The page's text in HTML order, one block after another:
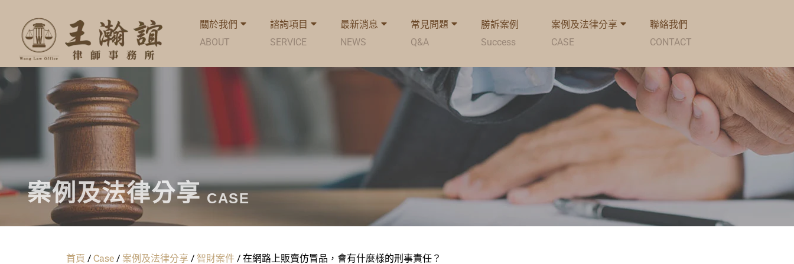
關於我們
ABOUT
諮詢項目
SERVICE
最新消息
NEWS
常見問題
Q&A
勝訴案例
Success
案例及法律分享
CASE
聯絡我們
CONTACT
案例及法律分享 CASE
首頁 /Case / 案例及法律分享 /智財案件 /在網路上販賣仿冒品，會有什麼樣的刑事責任？